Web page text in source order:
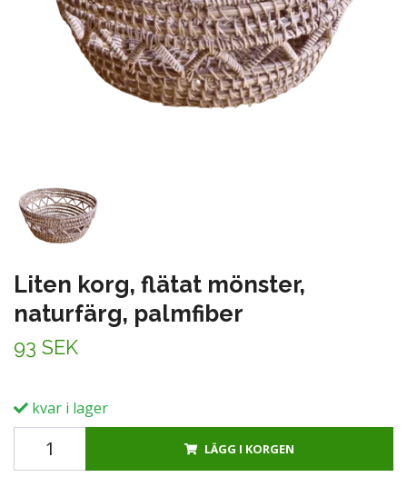
Liten korg, flätat mönster,
naturfärg, palmfiber
93 SEK
kvar i lager
LÄGG I KORGEN